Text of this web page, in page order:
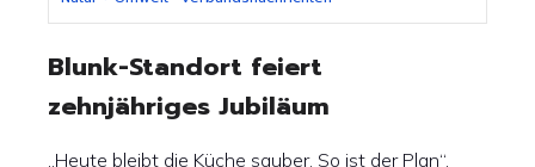
Blunk-Standort feiert
zehnjähriges Jubiläum
„Heute bleibt die Küche sauber. So ist der Plan“,